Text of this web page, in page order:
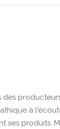
des
à
ses produits.